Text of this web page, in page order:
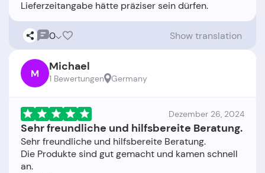
0 Show translation
M Michael
1 Bewertungen Germany
Dezember 26, 2024
Sehr freundliche und hilfsbereite Beratung.
Sehr freundliche und hilfsbereite Beratung.
Die Produkte sind gut gemacht und kamen schnell
an.